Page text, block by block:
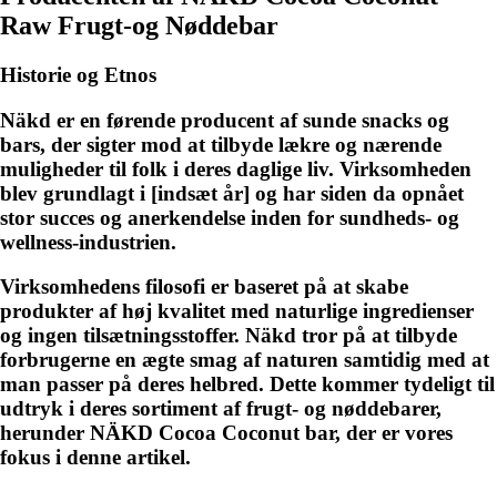
Raw Frugt-og Nøddebar
Historie og Etnos
Näkd er en førende producent af sunde snacks og
bars, der sigter mod at tilbyde lækre og nærende
muligheder til folk i deres daglige liv. Virksomheden
blev grundlagt i [indsæt år] og har siden da opnået
stor succes og anerkendelse inden for sundheds- og
wellness-industrien.
Virksomhedens filosofi er baseret på at skabe
produkter af høj kvalitet med naturlige ingredienser
og ingen tilsætningsstoffer. Näkd tror på at tilbyde
forbrugerne en ægte smag af naturen samtidig med at
man passer på deres helbred. Dette kommer tydeligt til
udtryk i deres sortiment af frugt- og nøddebarer,
herunder NÄKD Cocoa Coconut bar, der er vores
fokus i denne artikel.